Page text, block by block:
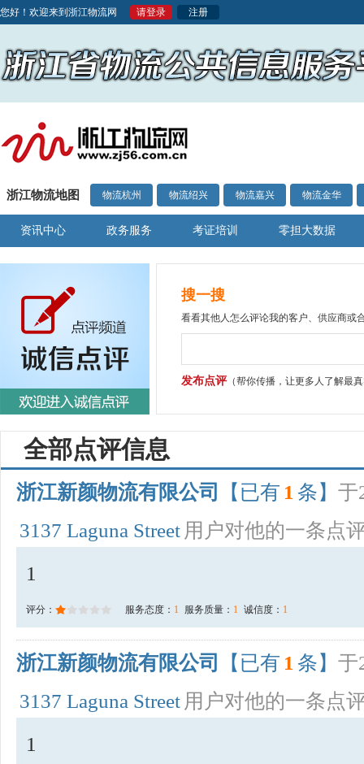
您好！欢迎来到浙江物流网 请登录 注册
浙江物流地图 物流杭州 物流绍兴 物流嘉兴 物流金华
资讯中心 政务服务 考证培训 零担大数据
搜一搜
看看其他人怎么评论我的客户、供应商或
发布点评（帮你传播，让更多人了解最
全部点评信息
浙江新颜物流有限公司 【已有 1 条】 于
3137 Laguna Street 用户对他的一条点
1
评分： 服务态度： 1 服务质量： 1 诚信度： 1
浙江新颜物流有限公司 【已有 1 条】 于
3137 Laguna Street 用户对他的一条点
1